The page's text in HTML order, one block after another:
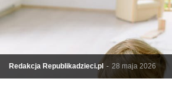
Redakcja Republikadzieci.pl - 28 maja 2026